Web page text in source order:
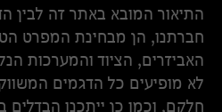
התיאור המובא באתר זה לבין
חברתנו, הן מבחינת המפרט
האביזרים, הציוד והמערכות
לא מופיעים כל הדגמים
חלקם, וכמו כן ייתכנו